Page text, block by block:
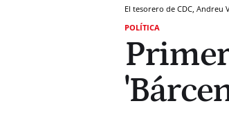
El tesorero de CDC,
POLÍTICA